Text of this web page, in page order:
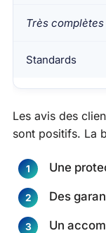
Très complètes
Standards
Les avis des
sont positifs. La
Une
Des
Un